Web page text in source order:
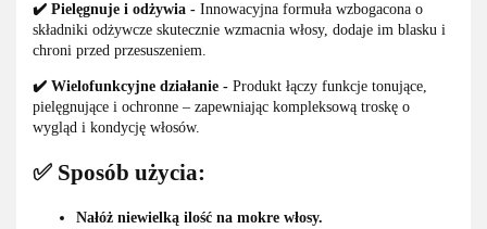
✔️ Pielęgnuje i odżywia - Innowacyjna formuła wzbogacona o
składniki odżywcze skutecznie wzmacnia włosy, dodaje im blasku i
chroni przed przesuszeniem.
✔️ Wielofunkcyjne działanie - Produkt łączy funkcje tonujące,
pielęgnujące i ochronne – zapewniając kompleksową troskę o
wygląd i kondycję włosów.
✅ Sposób użycia:
Nałóż niewielką ilość na mokre włosy.